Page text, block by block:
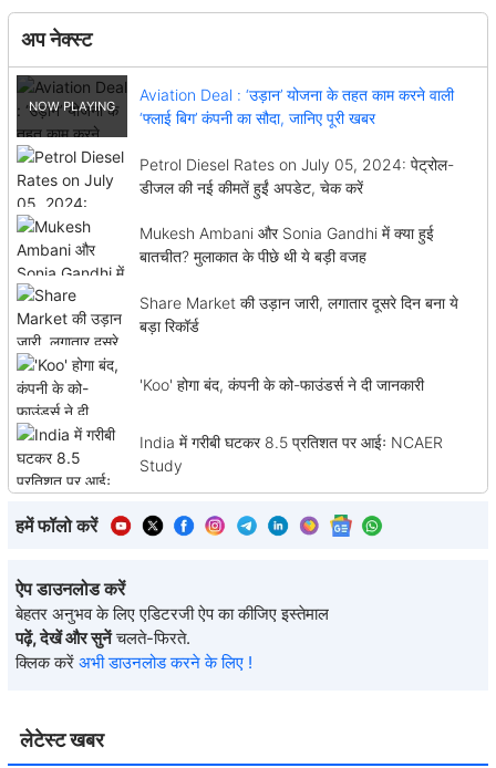
लेटेस्ट खबर
अप नेक्स्ट
Aviation Deal : ‘उड़ान’ योजना के तहत काम करने वाली
‘फ्लाई बिग’ कंपनी का सौदा, जानिए पूरी खबर
Petrol Diesel Rates on July 05, 2024: पेट्रोल-
डीजल की नई कीमतें हुईं अपडेट, चेक करें
Mukesh Ambani और Sonia Gandhi में क्या हुई
बातचीत? मुलाकात के पीछे थी ये बड़ी वजह
Share Market की उड़ान जारी, लगातार दूसरे दिन बना ये
बड़ा रिकॉर्ड
'Koo' होगा बंद, कंपनी के को-फाउंडर्स ने दी जानकारी
India में गरीबी घटकर 8.5 प्रतिशत पर आईः NCAER
Study
हमें फॉलो करें
ऐप डाउनलोड करें
बेहतर अनुभव के लिए एडिटरजी ऐप का कीजिए इस्तेमाल
पढ़ें, देखें और सुनें चलते-फिरते.
क्लिक करें अभी डाउनलोड करने के लिए !